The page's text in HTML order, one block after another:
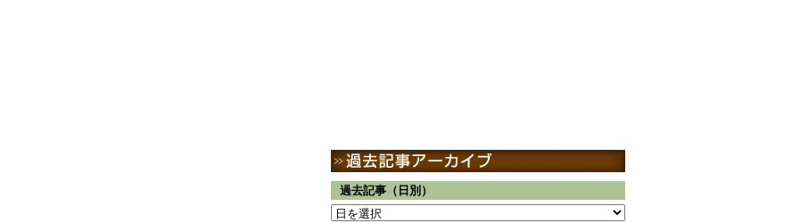
過去記事（日別）